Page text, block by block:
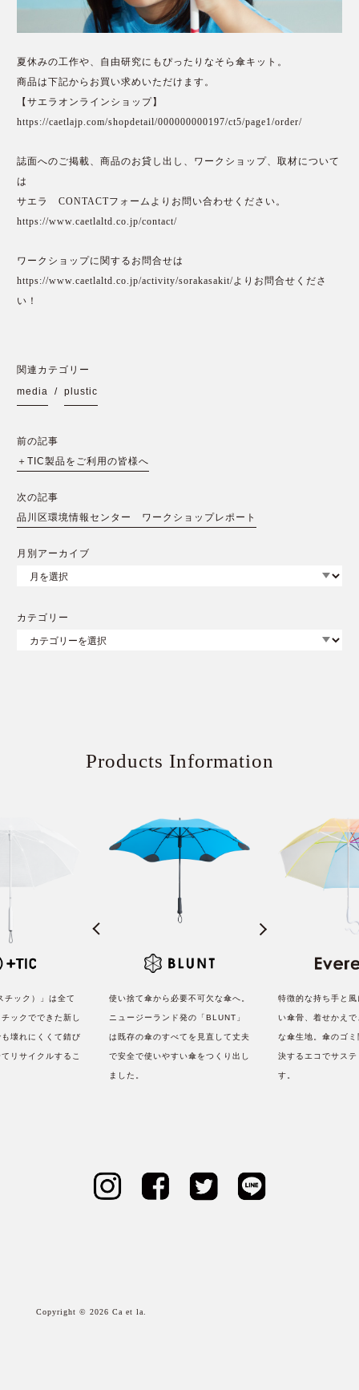
夏休みの工作や、自由研究にもぴったりなそら傘キット。
商品は下記からお買い求めいただけます。
【サエラオンラインショップ】
https://caetlajp.com/shopdetail/000000000197/ct5/page1/order/
誌面へのご掲載、商品のお貸し出し、ワークショップ、取材について
は
サエラ CONTACTフォームよりお問い合わせください。
https://www.caetlaltd.co.jp/contact/
ワークショップに関するお問合せは
https://www.caetlaltd.co.jp/activity/sorakasakit/よりお問合せくださ
い！
関連カテゴリー
media / plustic
前の記事
＋TIC製品をご利用の皆様へ
次の記事
品川区環境情報センター ワークショップレポート
月別アーカイブ
カテゴリー
Products Information
チック）」は全て
ックでできた新し
壊れにくくて錆び
リサイクルするこ
使い捨て傘から必要不可欠な傘へ。
ニュージーランド発の「BLUNT」
は既存の傘のすべてを見直して丈夫
で安全で使いやすい傘をつくり出し
ました。
特徴的な持ち手と
い傘骨、着せかえ
な傘生地。傘のゴ
決するエコでサス
す。
Copyright © 2026 Ca et la.